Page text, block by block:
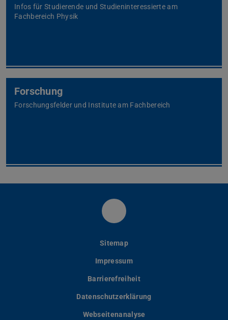
Infos für Studierende und Studieninteressierte am
Fachbereich Physik
Forschung
Forschungsfelder und Institute am Fachbereich
Fachbereich Physik der
Sitemap
Impressum
Barrierefreiheit
Datenschutzerklärung
Webseitenanalyse